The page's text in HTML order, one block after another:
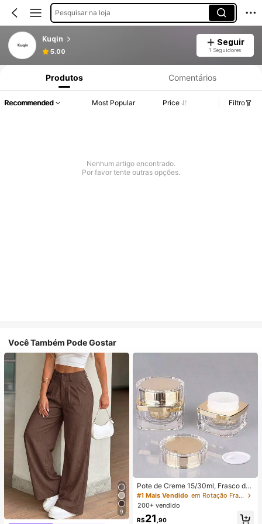
Pesquisar na loja
Kuqin
5.00
Seguir
1 Seguidores
Produtos Comentários
Recommended Most Popular Price Filtro
Nenhum artigo encontrado.
Por favor tente outras opções.
Você Também Pode Gostar
9
Pote de Creme 15/30ml, Frasco de
Creme Facial, Frasco de Creme par
a os Olhos, Embalagem Cosmética
de Acrílico de Alta Qualidade, Frasc
o Dispensador
#1 Mais Vendido
em Rotação Frascos de spray
200+ vendido
R$21 ,90